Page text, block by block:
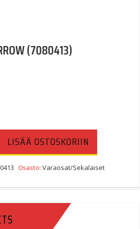
(7080413)
LISÄÄ OSTOSKORIIN
Osasto:Varaosat/Sekalaiset